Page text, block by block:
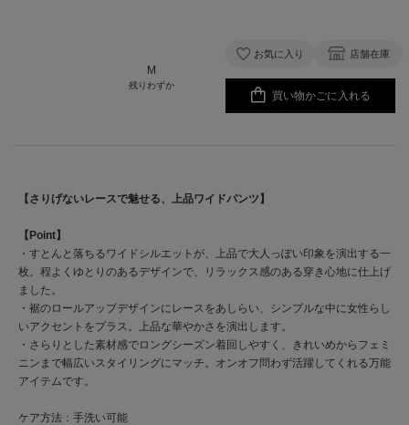
M
残りわずか
お気に入り 店舗在庫
買い物かごに入れる
【さりげないレースで魅せる、上品ワイドパンツ】
【Point】
・すとんと落ちるワイドシルエットが、上品で大人っぽい印象を演出する一
枚。程よくゆとりのあるデザインで、リラックス感のある穿き心地に仕上げ
ました。
・裾のロールアップデザインにレースをあしらい、シンプルな中に女性らし
いアクセントをプラス。上品な華やかさを演出します。
・さらりとした素材感でロングシーズン着回しやすく、きれいめからフェミ
ニンまで幅広いスタイリングにマッチ。オンオフ問わず活躍してくれる万能
アイテムです。
ケア方法：手洗い可能